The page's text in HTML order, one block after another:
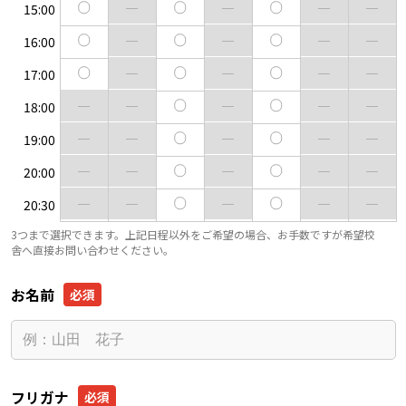
15:00
16:00
17:00
18:00
19:00
20:00
20:30
3つまで選択できます。上記日程以外をご希望の場合、お手数ですが希望校
舎へ直接お問い合わせください。
お名前
フリガナ